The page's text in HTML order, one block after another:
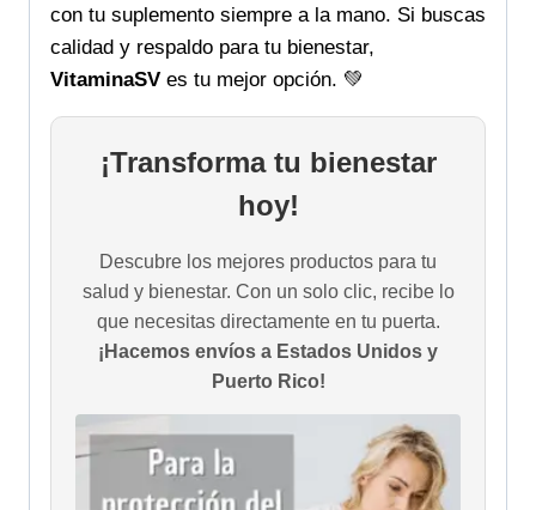
con tu suplemento siempre a la mano. Si buscas
calidad y respaldo para tu bienestar,
VitaminaSV es tu mejor opción. 💚
¡Transforma tu bienestar
hoy!
Descubre los mejores productos para tu
salud y bienestar. Con un solo clic, recibe lo
que necesitas directamente en tu puerta.
¡Hacemos envíos a Estados Unidos y
Puerto Rico!